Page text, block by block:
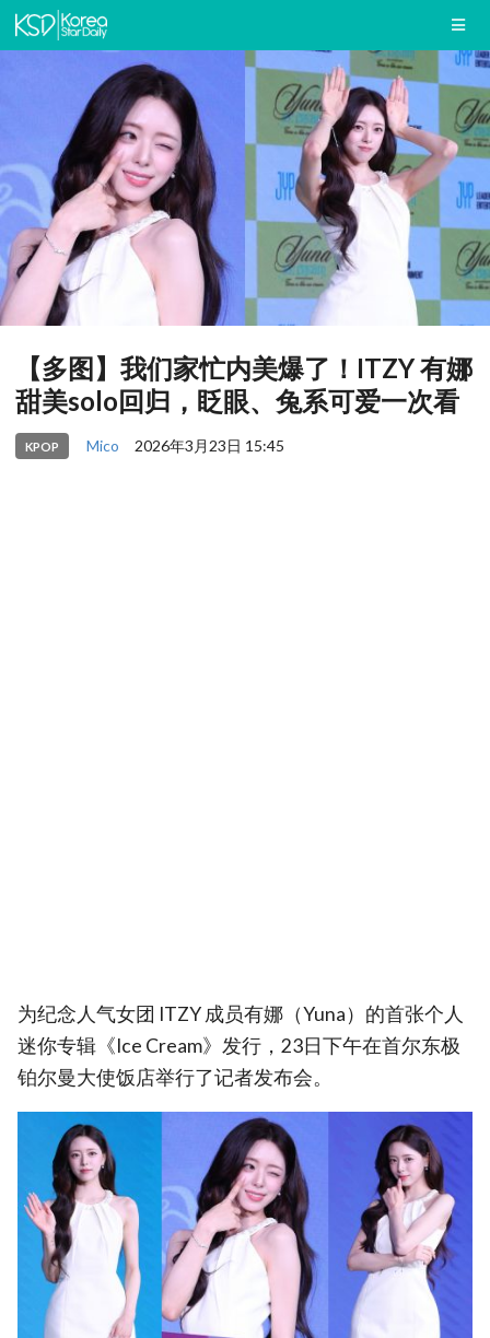
【多图】我们家忙内美爆了！ITZY 有娜
甜美solo回归，眨眼、兔系可爱一次看
KPOP Mico 2026年3月23日 15:45
为纪念人气女团 ITZY 成员有娜（Yuna）的首张个人
迷你专辑《Ice Cream》发行，23日下午在首尔东极
铂尔曼大使饭店举行了记者发布会。